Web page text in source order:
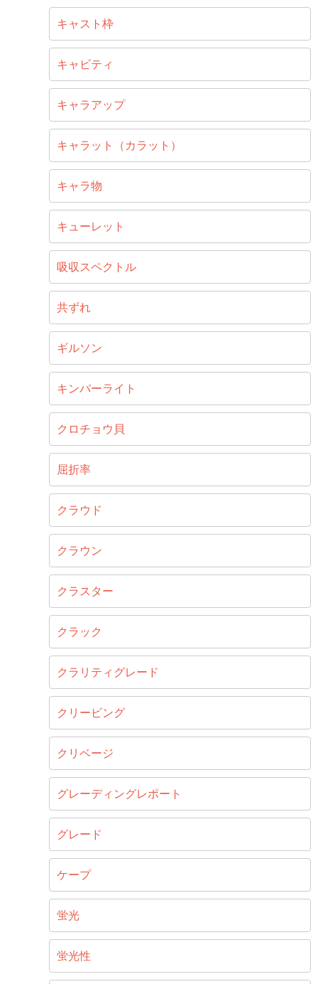
キャスト枠
キャビティ
キャラアップ
キャラット（カラット）
キャラ物
キューレット
吸収スペクトル
共ずれ
ギルソン
キンバーライト
クロチョウ貝
屈折率
クラウド
クラウン
クラスター
クラック
クラリティグレード
クリービング
クリベージ
グレーディングレポート
グレード
ケープ
蛍光
蛍光性